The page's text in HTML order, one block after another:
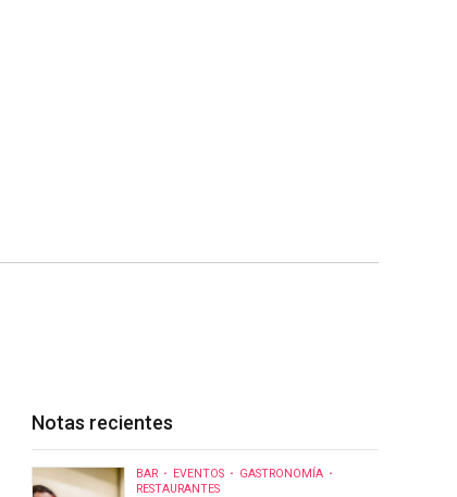
Notas recientes
BAR EVENTOS
GASTRONOMÍA
RESTAURANTES